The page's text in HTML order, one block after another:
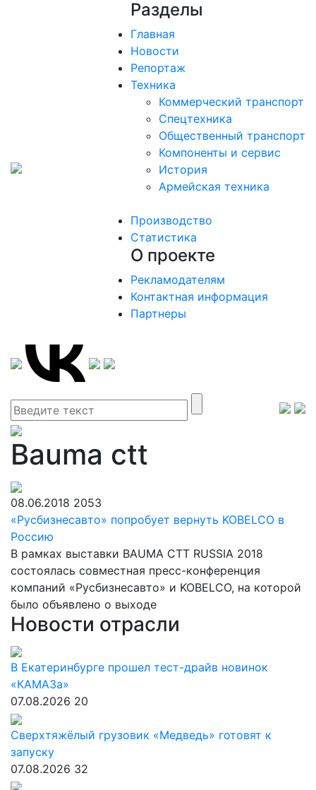
Разделы
Главная
Новости
Репортаж
Техника
Коммерческий транспорт
Спецтехника
Общественный транспорт
Компоненты и сервис
История
Армейская техника
Производство
Статистика
О проекте
Рекламодателям
Контактная информация
Партнеры
Bauma ctt
08.06.2018 2053
«Русбизнесавто» попробует вернуть KOBELCO в
Россию
В рамках выставки BAUMA CTT RUSSIA 2018
состоялась совместная пресс-конференция
компаний «Русбизнесавто» и KOBELCO, на которой
было объявлено о выходе
Новости отрасли
В Екатеринбурге прошел тест-драйв новинок
«КАМАЗа»
07.08.2026 20
Сверхтяжёлый грузовик «Медведь» готовят к
запуску
07.08.2026 32